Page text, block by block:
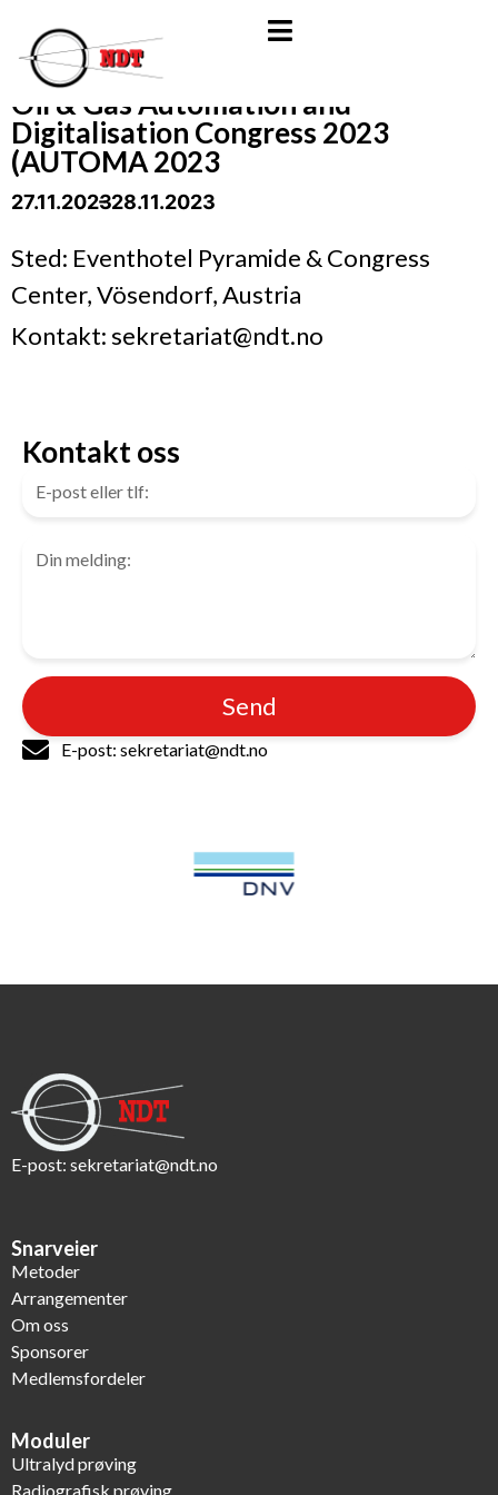
Oil & Gas Automation and
Digitalisation Congress 2023
(AUTOMA 2023
27.11.2023- 28.11.2023
Sted: Eventhotel Pyramide & Congress
Center, Vösendorf, Austria
Kontakt: sekretariat@ndt.no
Kontakt oss
Send
E-post: sekretariat@ndt.no
E-post: sekretariat@ndt.no
Snarveier
Metoder
Arrangementer
Om oss
Sponsorer
Medlemsfordeler
Moduler
Ultralyd prøving
Radiografisk prøving